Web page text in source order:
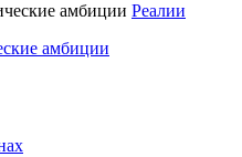
Реалии
амбиции